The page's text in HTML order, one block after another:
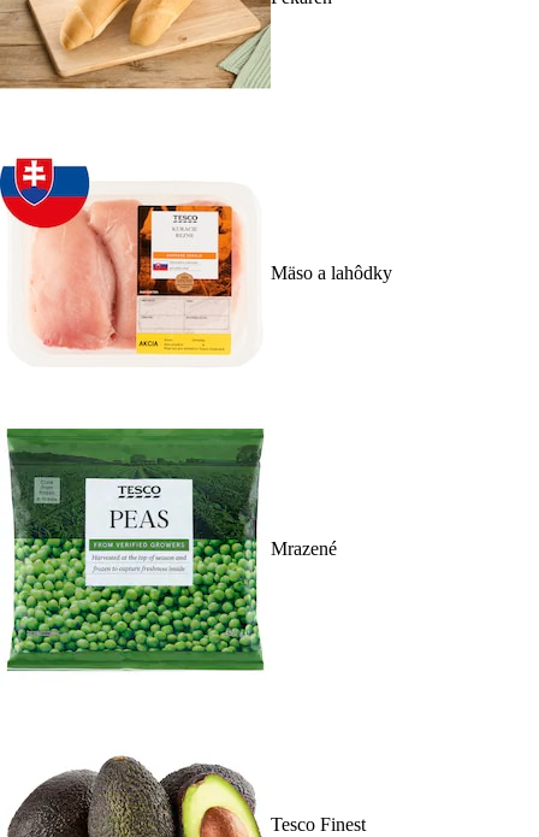
Mäso a lahôdky
Mrazené
Tesco Finest